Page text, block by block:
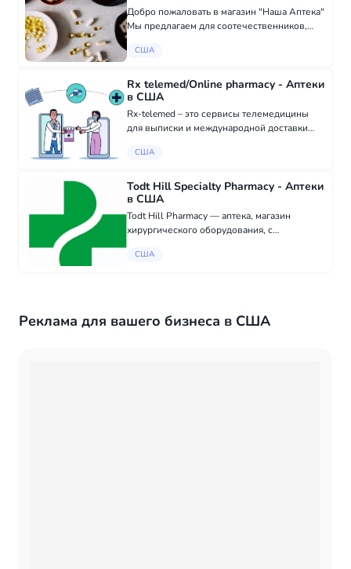
Добро пожаловать в магазин "Наша Аптека"
Мы предлагаем для соотечественников,
медпрепараты, которые произведены в
для приобрете...
США
Rx telemed/Online pharmacy - Аптеки
в США
Rx-telemed – это сервисы телемедицины
для выписки и международной доставки
сервис Онлайн-аптек? Размещая заказ в
telemed п...
США
Todt Hill Specialty Pharmacy - Аптеки
в США
Todt Hill Pharmacy — аптека, магазин
хирургического оборудования, с
ценам, гарантией качества, широким
США
Реклама для вашего бизнеса в США